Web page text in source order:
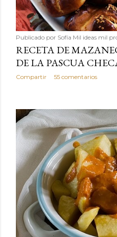
Publicado por Sofía Mil ideas mil
RECETA DE
DE LA PASCUA
Compartir 55 comentarios